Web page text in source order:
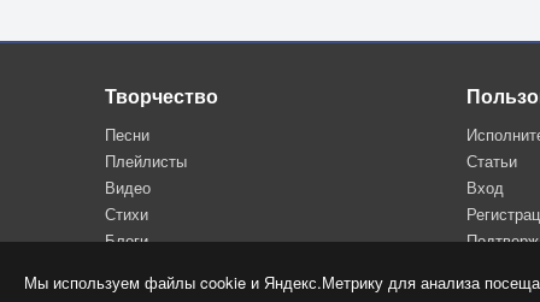
Мы используем файлы cookie и Яндекс.Метрику для анализа
Самолёты мне машут крыльями.
Творчество
Песни
Плейлисты
Видео
Стихи
Блоги
Статьи
Вход